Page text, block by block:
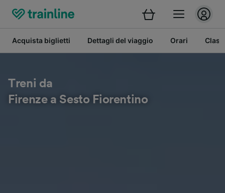
Acquista biglietti Dettagli del viaggio Orari
Treni da
Firenze a Sesto Fiorentino